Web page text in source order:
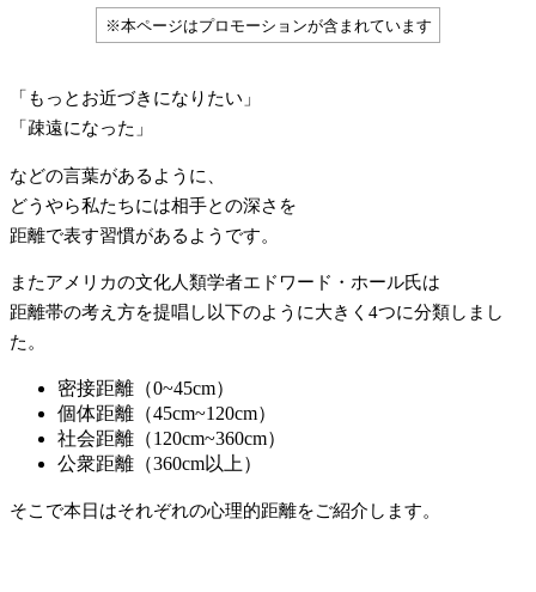
※本ページはプロモーションが含まれています
「もっとお近づきになりたい」
「疎遠になった」
などの言葉があるように、
どうやら私たちには相手との深さを
距離で表す習慣があるようです。
またアメリカの文化人類学者エドワード・ホール氏は
距離帯の考え方を提唱し以下のように大きく4つに分類しまし
た。
密接距離（0~45cm）
個体距離（45cm~120cm）
社会距離（120cm~360cm）
公衆距離（360cm以上）
そこで本日はそれぞれの心理的距離をご紹介します。